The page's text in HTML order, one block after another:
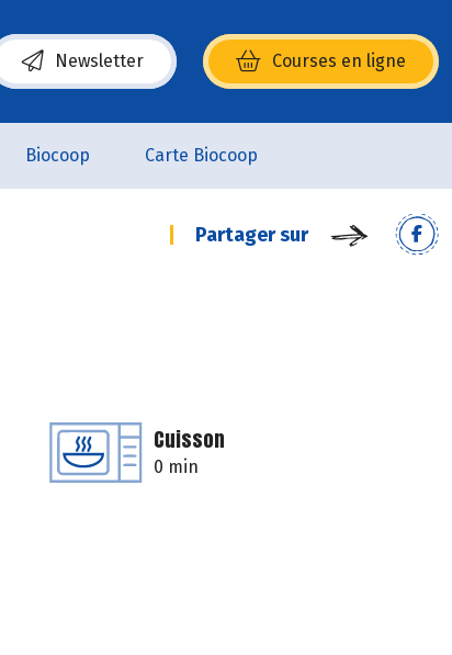
Newsletter Courses en ligne
dans une nouvelle fenêtre)
Biocoop Carte Biocoop
Partager sur
Cuisson
0 min